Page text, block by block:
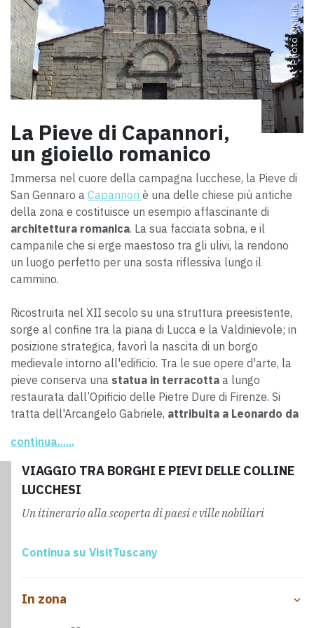
Photo ©
Mikils
La Pieve di Capannori,
un gioiello romanico
Immersa nel cuore della campagna lucchese, la Pieve di
San Gennaro a Capannori è una delle chiese più antiche
della zona e costituisce un esempio affascinante di
architettura romanica. La sua facciata sobria, e il
campanile che si erge maestoso tra gli ulivi, la rendono
un luogo perfetto per una sosta riflessiva lungo il
cammino.
Ricostruita nel XII secolo su una struttura preesistente,
sorge al confine tra la piana di Lucca e la Valdinievole; in
posizione strategica, favorì la nascita di un borgo
medievale intorno all'edificio. Tra le sue opere d'arte, la
pieve conserva una statua in terracotta a lungo
restaurata dall’Opificio delle Pietre Dure di Firenze. Si
tratta dell'Arcangelo Gabriele, attribuita a Leonardo da
suoi studi di ingegneria idraulica.
continua......
VIAGGIO TRA BORGHI E PIEVI DELLE COLLINE
LUCCHESI
Un itinerario alla scoperta di paesi e ville nobiliari
Continua su VisitTuscany
In zona